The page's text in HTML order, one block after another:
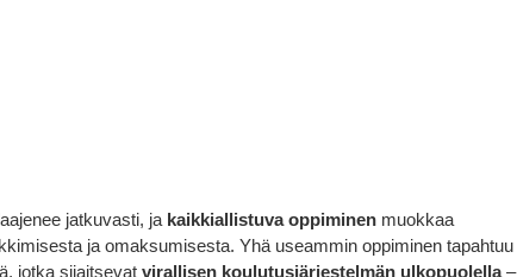
jatkuvasti, ja kaikkiallistuva oppiminen muokkaa
ja omaksumisesta. Yhä useammin oppiminen tapahtuu
jotka sijaitsevat virallisen koulutusjärjestelmän ulkopuolella–